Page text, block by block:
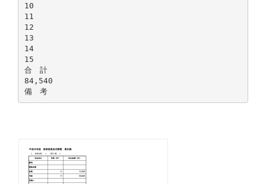
10
11
12
13
14
15
合 計
84,540
備 考